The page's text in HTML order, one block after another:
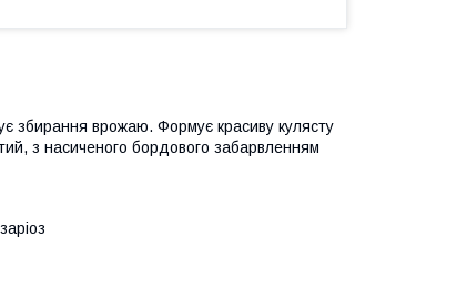
збирання врожаю. Формує красиву кулясту
з насиченого бордового забарвленням